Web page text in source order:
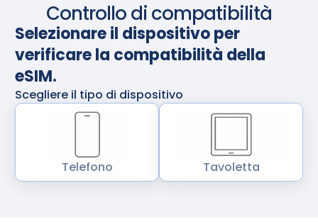
Controllo di compatibilità
Selezionare il dispositivo per
verificare la compatibilità della
eSIM.
Scegliere il tipo di dispositivo
Telefono Tavoletta